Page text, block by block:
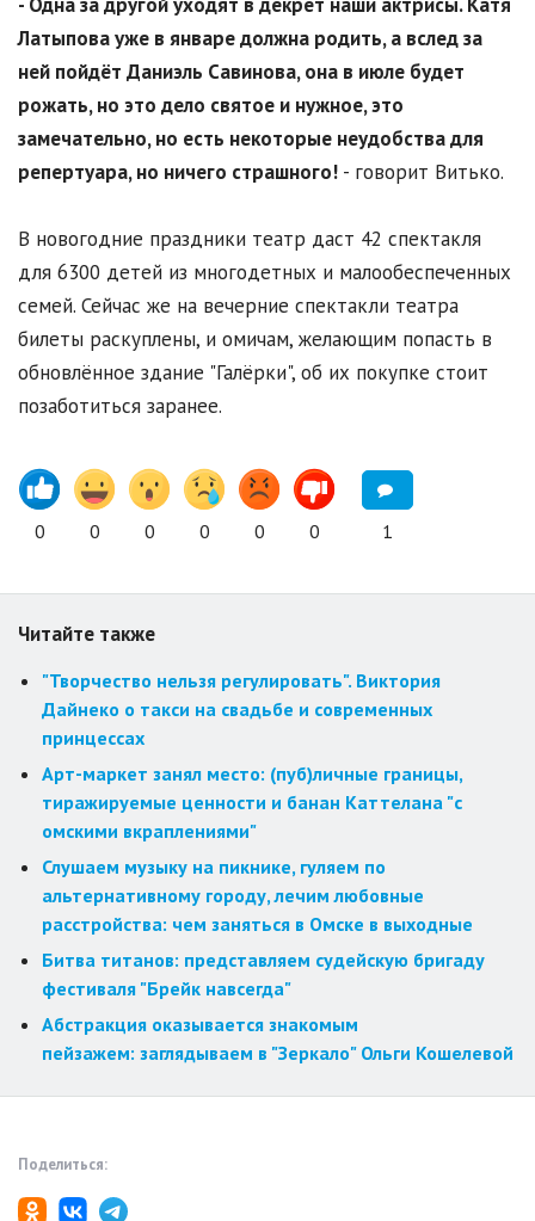
- Одна за другой уходят в декрет наши актрисы. Катя
Латыпова уже в январе должна родить, а вслед за
ней пойдёт Даниэль Савинова, она в июле будет
рожать, но это дело святое и нужное, это
замечательно, но есть некоторые неудобства для
репертуара, но ничего страшного! - говорит Витько.
В новогодние праздники театр даст 42 спектакля
для 6300 детей из многодетных и малообеспеченных
семей. Сейчас же на вечерние спектакли театра
билеты раскуплены, и омичам, желающим попасть в
обновлённое здание "Галёрки", об их покупке стоит
позаботиться заранее.
0 0 0 0 0 0 1
Читайте также
"Творчество нельзя регулировать". Виктория
Дайнеко о такси на свадьбе и современных
принцессах
Арт-маркет занял место: (пуб)личные границы,
тиражируемые ценности и банан Каттелана "с
омскими вкраплениями"
Слушаем музыку на пикнике, гуляем по
альтернативному городу, лечим любовные
расстройства: чем заняться в Омске в выходные
Битва титанов: представляем судейскую бригаду
фестиваля "Брейк навсегда"
Абстракция оказывается знакомым
пейзажем: заглядываем в "Зеркало" Ольги Кошелевой
Поделиться: